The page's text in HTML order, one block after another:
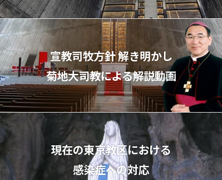
宣教司牧⽅針 解き明かし
菊地⼤司教による解説動画
現在の東京教区における
感染症への対応